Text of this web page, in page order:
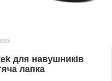
для навушників
лапка